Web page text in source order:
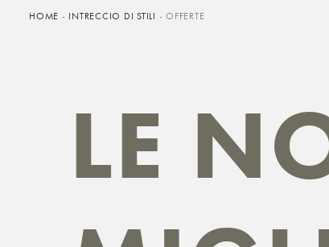
HOME - INTRECCIO DI STILI - OFFERTE
LE